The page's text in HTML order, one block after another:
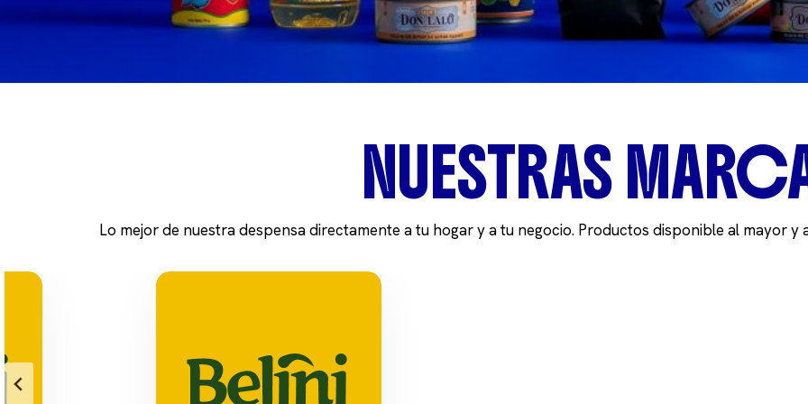
NUESTRAS
Lo mejor de nuestra despensa directamente a tu hogar y a tu negocio. Productos disponible al mayor y